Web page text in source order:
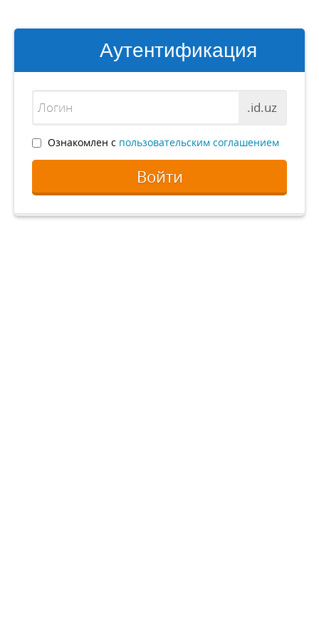
Аутентификация
.id.uz
Ознакомлен с пользовательским соглашением
Войти